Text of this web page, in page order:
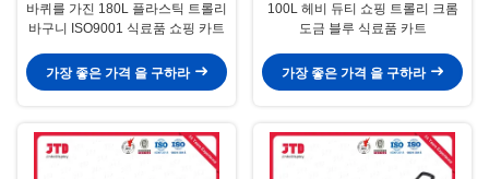
바퀴를 가진 180L 플라스틱 트롤리
바구니 ISO9001 식료품 쇼핑 카트
가장 좋은 가격 을 구하라
100L 헤비 듀티 쇼핑 트롤리 크롬
도금 블루 식료품 카트
가장 좋은 가격 을 구하라